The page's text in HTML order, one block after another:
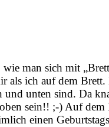
wie man sich mit
als ich auf dem
unten sind. Da
sein!! ;-) Auf
einen